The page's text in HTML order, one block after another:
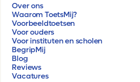
Over ons
Waarom ToetsMij?
Voorbeeldtoetsen
Voor ouders
Voor instituten en scholen
BegripMij
Blog
Reviews
Vacatures